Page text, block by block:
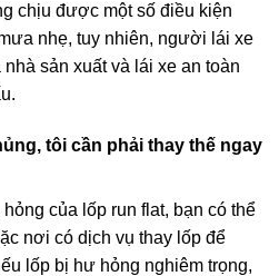
chịu được một số điều kiện
nhẹ, tuy nhiên, người lái xe
sản xuất và lái xe an toàn
tôi cần phải thay thế ngay
của lốp run flat, bạn có thể
nơi có dịch vụ thay lốp để
lốp bị hư hỏng nghiêm trọng,